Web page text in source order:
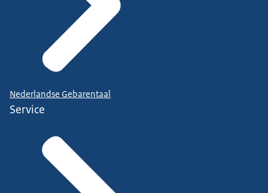
Nederlandse Gebarentaal
Service